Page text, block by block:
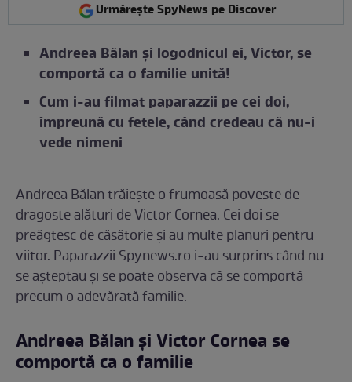
Urmărește SpyNews pe Discover
Andreea Bălan şi logodnicul ei, Victor, se
comportă ca o familie unită!
Cum i-au filmat paparazzii pe cei doi,
împreună cu fetele, când credeau că nu-i
vede nimeni
Andreea Bălan trăiește o frumoasă poveste de
dragoste alături de Victor Cornea. Cei doi se
preăgtesc de căsătorie și au multe planuri pentru
viitor. Paparazzii Spynews.ro i-au surprins când nu
se așteptau și se poate observa că se comportă
precum o adevărată familie.
Andreea Bălan și Victor Cornea se
comportă ca o familie